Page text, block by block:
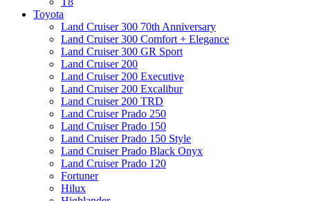
Toyota
Land Cruiser 300 70th Anniversary
Land Cruiser 300 Comfort + Elegance
Land Cruiser 300 GR Sport
Land Cruiser 200
Land Cruiser 200 Executive
Land Cruiser 200 Excalibur
Land Cruiser 200 TRD
Land Cruiser Prado 250
Land Cruiser Prado 150
Land Cruiser Prado 150 Style
Land Cruiser Prado Black Onyx
Land Cruiser Prado 120
Fortuner
Hilux